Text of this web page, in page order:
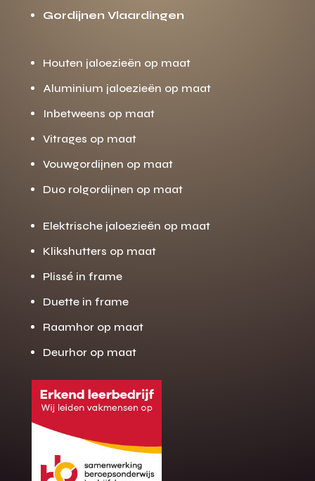
Gratis offerte
op maat?
Binnen 24 uur jouw gratis offerte
Gordijnen Vlaardingen
Houten jaloezieën op maat
Aluminium jaloezieën op maat
Inbetweens op maat
Vitrages op maat
Vouwgordijnen op maat
Duo rolgordijnen op maat
Elektrische jaloezieën op maat
Klikshutters op maat
Plissé in frame
Duette in frame
Raamhor op maat
Deurhor op maat